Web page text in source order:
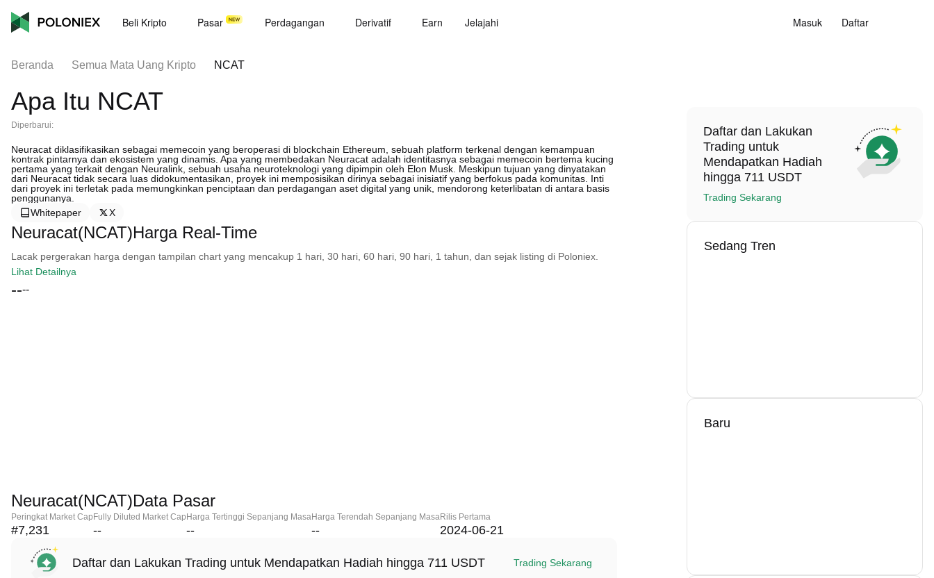
Beli Kripto Pasar Perdagangan Derivatif Earn Jelajahi Masuk Daftar
Beranda Semua Mata Uang Kripto NCAT
Apa Itu NCAT
Diperbarui:
Neuracat diklasifikasikan sebagai memecoin yang beroperasi di blockchain Ethereum, sebuah platform terkenal dengan kemampuan
kontrak pintarnya dan ekosistem yang dinamis. Apa yang membedakan Neuracat adalah identitasnya sebagai memecoin bertema kucing
pertama yang terkait dengan Neuralink, sebuah usaha neuroteknologi yang dipimpin oleh Elon Musk. Meskipun tujuan yang dinyatakan
dari Neuracat tidak secara luas didokumentasikan, proyek ini memposisikan dirinya sebagai inisiatif yang berfokus pada komunitas. Inti
dari proyek ini terletak pada memungkinkan penciptaan dan perdagangan aset digital yang unik, mendorong keterlibatan di antara basis
penggunanya.
Whitepaper
X
Neuracat(NCAT)Harga Real-Time
Lacak pergerakan harga dengan tampilan chart yang mencakup 1 hari, 30 hari, 60 hari, 90 hari, 1 tahun, dan sejak listing di Poloniex.
Lihat Detailnya
----
Neuracat(NCAT)Data Pasar
Peringkat Market Cap
#7,231
Fully Diluted Market Cap
--
Harga Tertinggi Sepanjang Masa
--
Harga Terendah Sepanjang Masa
--
Rilis Pertama
2024-06-21
Daftar dan Lakukan Trading untuk Mendapatkan Hadiah hingga 711 USDT Trading Sekarang
Daftar dan Lakukan
Trading untuk
Mendapatkan Hadiah
hingga 711 USDT
Trading Sekarang
Sedang Tren
Baru